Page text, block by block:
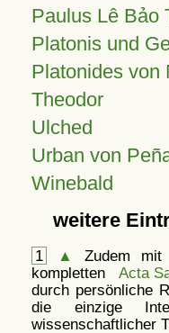
Paulus Lê Bảo
Platonis und
Platonides von
Theodor
Ulched
Urban von
Winebald
weitere
1 ▲
Zudem mit
kompletten Acta
durch persönliche
die einzige
wissenschaftlicher